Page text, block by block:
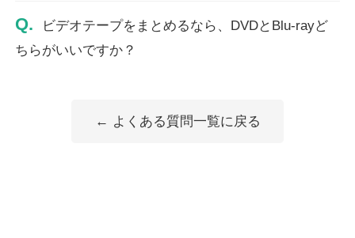
Q.
ビデオテープをまとめるなら、DVDとBlu-rayど
ちらがいいですか？
← よくある質問一覧に戻る